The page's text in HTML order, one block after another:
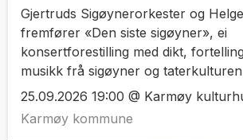
Gjertruds Sigøynerorkester og
fremfører «Den siste sigøyner», ei
konsertforestilling med dikt,
musikk frå sigøyner og
25.09.2026 19:00 @ Karmøy
Karmøy kommune